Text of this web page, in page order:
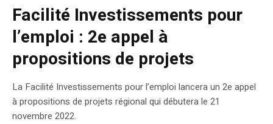
Facilité Investissements pour
l’emploi : 2e appel à
propositions de projets
La Facilité Investissements pour l’emploi lancera un 2e appel
à propositions de projets régional qui débutera le 21
novembre 2022.